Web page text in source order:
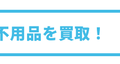
用品を買取！